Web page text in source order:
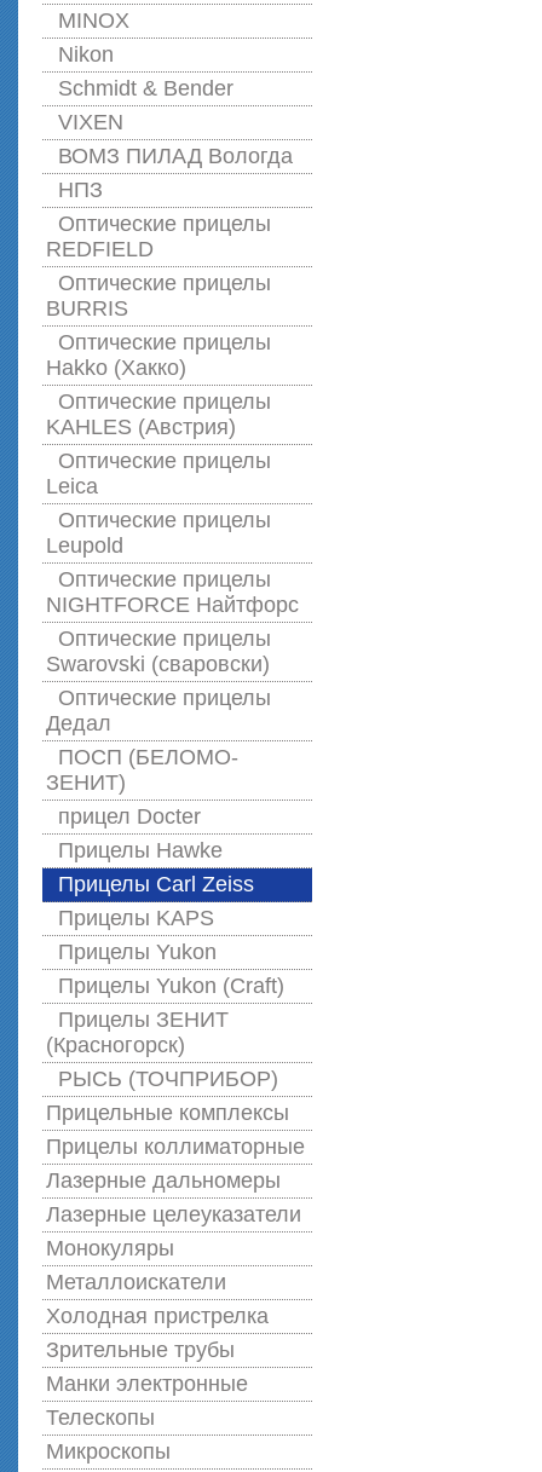
MINOX
Nikon
Schmidt & Bender
VIXEN
ВОМЗ ПИЛАД Вологда
НПЗ
Оптические прицелы
REDFIELD
Оптические прицелы
BURRIS
Оптические прицелы
Hakko (Хакко)
Оптические прицелы
KAHLES (Австрия)
Оптические прицелы
Leica
Оптические прицелы
Leupold
Оптические прицелы
NIGHTFORCE Найтфорс
Оптические прицелы
Swarovski (сваровски)
Оптические прицелы
Дедал
ПОСП (БЕЛОМО-
ЗЕНИТ)
прицел Docter
Прицелы Hawke
Прицелы Carl Zeiss
Прицелы KAPS
Прицелы Yukon
Прицелы Yukon (Craft)
Прицелы ЗЕНИТ
(Красногорск)
РЫСЬ (ТОЧПРИБОР)
Прицельные комплексы
Прицелы коллиматорные
Лазерные дальномеры
Лазерные целеуказатели
Монокуляры
Металлоискатели
Холодная пристрелка
Зрительные трубы
Манки электронные
Телескопы
Микроскопы